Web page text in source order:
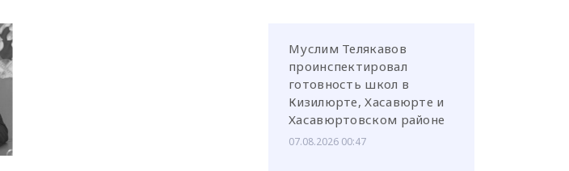
Муслим Телякавов
проинспектировал
готовность школ в
Кизилюрте, Хасавюрте и
Хасавюртовском районе
07.08.2026 00:47